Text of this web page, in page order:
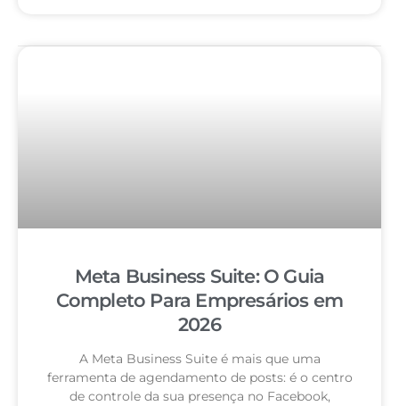
Meta Business Suite: O Guia
Completo Para Empresários em
2026
A Meta Business Suite é mais que uma
ferramenta de agendamento de posts: é o centro
de controle da sua presença no Facebook,